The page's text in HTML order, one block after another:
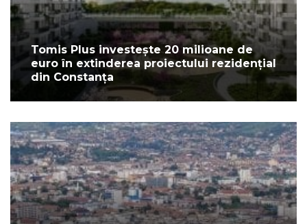
Tomis Plus investește 20 milioane de
euro în extinderea proiectului rezidențial
din Constanța